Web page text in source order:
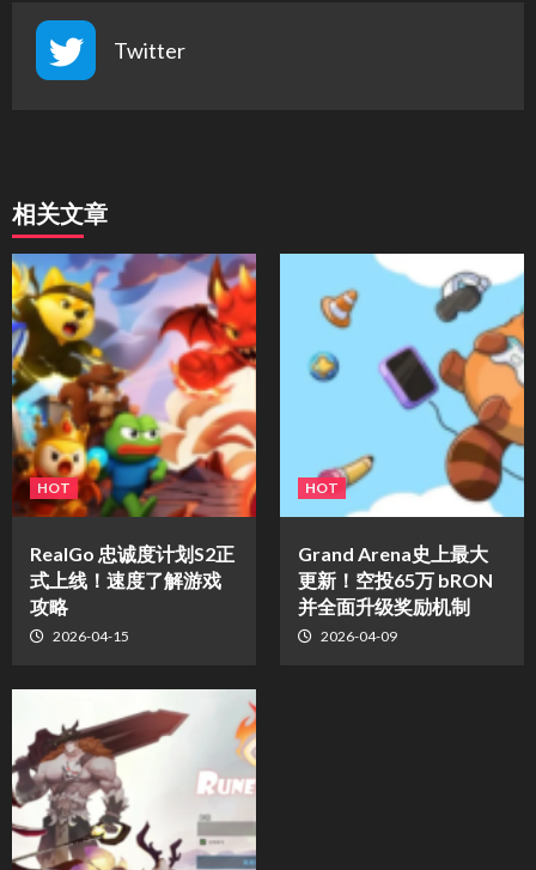
Twitter
相关文章
HOT
​RealGo 忠诚度计划S2正
式上线！速度了解游戏
攻略
2026-04-15
HOT
Grand Arena史上最大
更新！空投65万 bRON
并全面升级奖励机制
2026-04-09